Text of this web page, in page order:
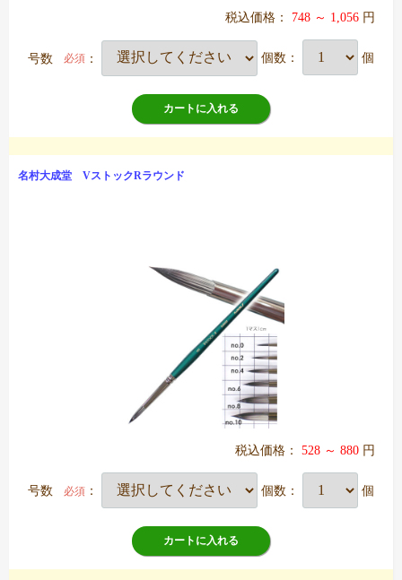
税込価格： 748 ～ 1,056 円
号数 必須 ： 個数： 個
カートに入れる
名村大成堂 VストックRラウンド
税込価格： 528 ～ 880 円
号数 必須 ： 個数： 個
カートに入れる